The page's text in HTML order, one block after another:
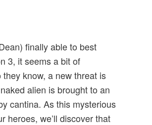
finally able to best
3, it seems a bit of
know, a new threat is
alien is brought to an
cantina. As this mysterious
heroes, we’ll discover that